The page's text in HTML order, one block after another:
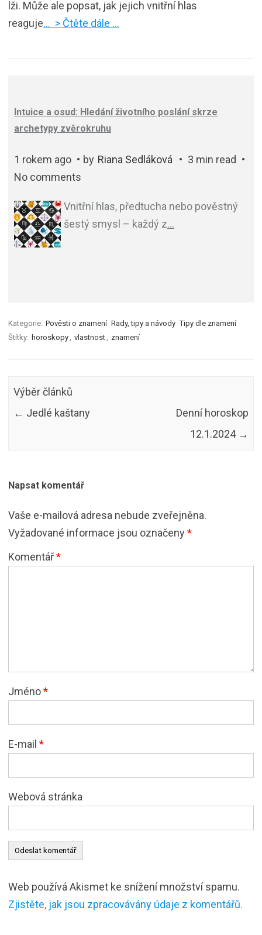
lži. Může ale popsat, jak jejich vnitřní hlas
reaguje… > Čtěte dále …
Intuice a osud: Hledání životního poslání skrze
archetypy zvěrokruhu
1 rokem ago by Riana Sedláková
3 min read
No comments
Vnitřní hlas, předtucha nebo pověstný
šestý smysl – každý z…
Kategorie: Pověsti o znamení Rady, tipy a návody Tipy dle znamení
Štítky: horoskopy vlastnost znamení
Výběr článků
← Jedlé kaštany
Denní horoskop
12.1.2024 →
Napsat komentář
Vaše e-mailová adresa nebude zveřejněna.
Vyžadované informace jsou označeny*
Komentář*
Jméno*
E-mail *
Webová stránka
Web používá Akismet ke snížení množství spamu.
Zjistěte, jak jsou zpracovávány údaje z komentářů.